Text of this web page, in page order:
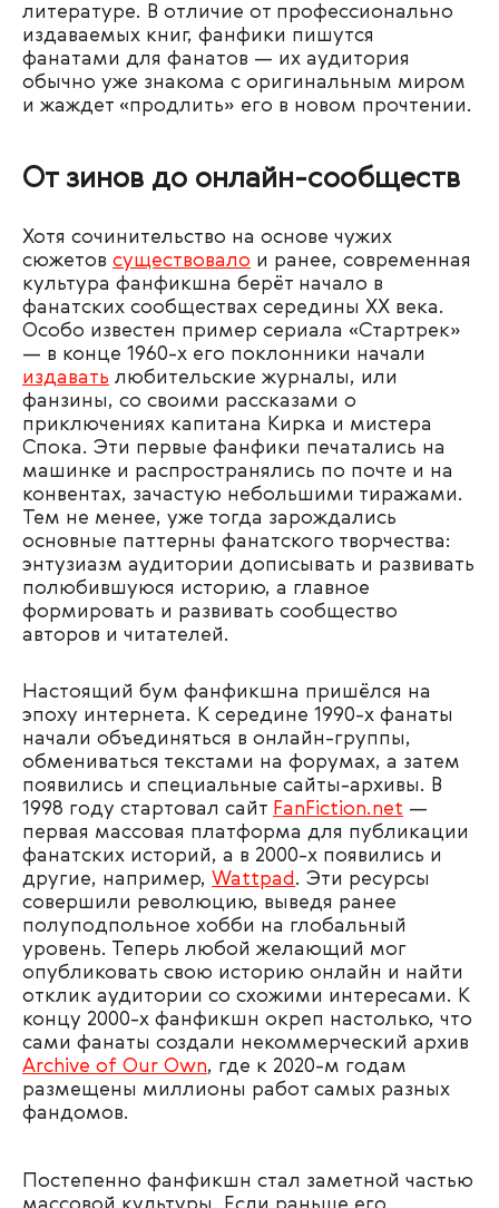
литературе. В отличие от профессионально
издаваемых книг, фанфики пишутся
фанатами для фанатов — их аудитория
обычно уже знакома с оригинальным миром
и жаждет «продлить» его в новом прочтении.
От зинов до онлайн-сообществ
Хотя сочинительство на основе чужих
сюжетов существовало и ранее, современная
культура фанфикшна берёт начало в
фанатских сообществах середины XX века.
Особо известен пример сериала «Стартрек»
— в конце 1960-х его поклонники начали
издавать любительские журналы, или
фанзины, со своими рассказами о
приключениях капитана Кирка и мистера
Спока. Эти первые фанфики печатались на
машинке и распространялись по почте и на
конвентах, зачастую небольшими тиражами.
Тем не менее, уже тогда зарождались
основные паттерны фанатского творчества:
энтузиазм аудитории дописывать и развивать
полюбившуюся историю, а главное
формировать и развивать сообщество
авторов и читателей.
Настоящий бум фанфикшна пришёлся на
эпоху интернета. К середине 1990-х фанаты
начали объединяться в онлайн-группы,
обмениваться текстами на форумах, а затем
появились и специальные сайты-архивы. В
1998 году стартовал сайт FanFiction.net —
первая массовая платформа для публикации
фанатских историй, а в 2000-х появились и
другие, например, Wattpad . Эти ресурсы
совершили революцию, выведя ранее
полуподпольное хобби на глобальный
уровень. Теперь любой желающий мог
опубликовать свою историю онлайн и найти
отклик аудитории со схожими интересами. К
концу 2000-х фанфикшн окреп настолько, что
сами фанаты создали некоммерческий архив
Archive of Our Own, где к 2020-м годам
размещены миллионы работ самых разных
фандомов.
Постепенно фанфикшн стал заметной частью